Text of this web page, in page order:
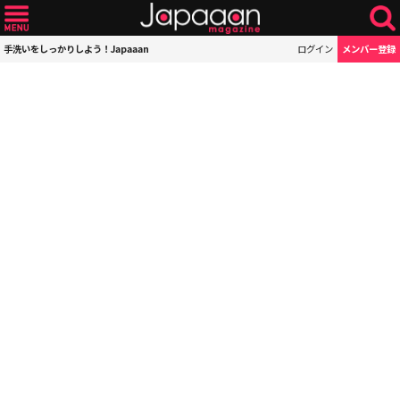
手洗いをしっかりしよう！Japaaan ログイン メンバー登録